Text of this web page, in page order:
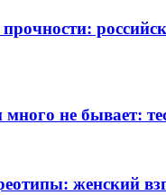
не бывает:
женский